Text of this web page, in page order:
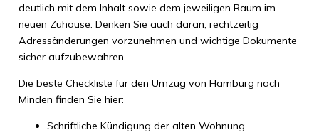
deutlich mit dem Inhalt sowie dem jeweiligen Raum im
neuen Zuhause. Denken Sie auch daran, rechtzeitig
Adressänderungen vorzunehmen und wichtige Dokumente
sicher aufzubewahren.
Die beste Checkliste für den Umzug von Hamburg nach
Minden finden Sie hier:
Schriftliche Kündigung der alten Wohnung